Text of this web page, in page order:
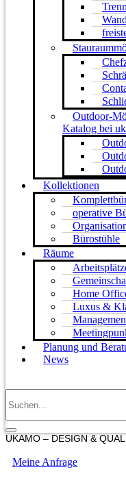
Outdoor-
Katalog bei
Kollektionen
operative
Bürostühle
Räume
Home
Luxus &
Planung und
News
UKAMO – DESIGN &
Meine Anfrage